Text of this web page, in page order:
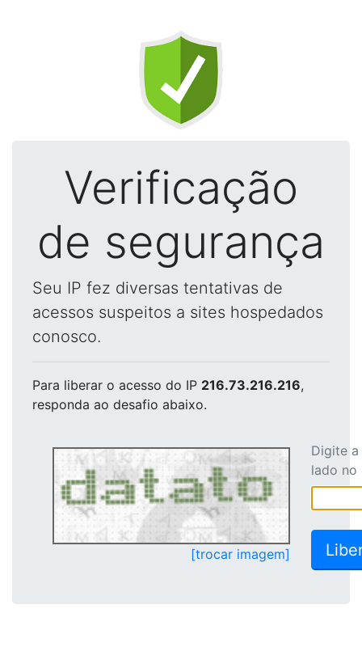
Verificação
de segurança
Seu IP fez diversas tentativas de
acessos suspeitos a sites hospedados
conosco.
Para liberar o acesso do IP 216.73.216.216,
responda ao desafio abaixo.
[trocar imagem]
Digite
lado no